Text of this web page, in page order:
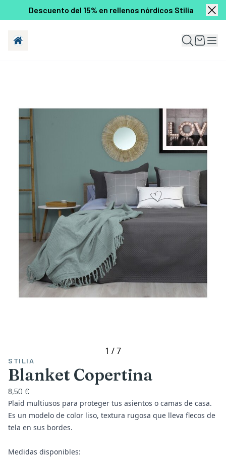
Descuento del 15% en rellenos nórdicos Stilia
1 /7
STILIA
Blanket Copertina
8,50 €
Plaid multiusos para proteger tus asientos o camas de casa.
Es un modelo de color liso, textura rugosa que lleva flecos de
tela en sus bordes.
Medidas disponibles: